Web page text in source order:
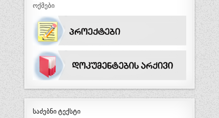
ოქმები
საძებნი ტექსტი